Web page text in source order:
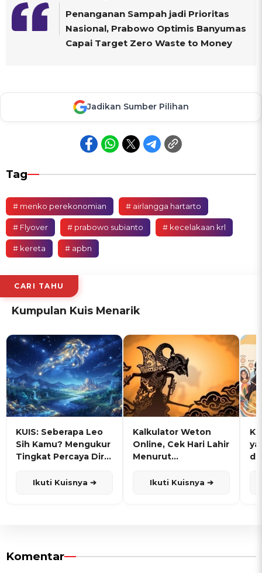
Penanganan Sampah jadi Prioritas
Nasional, Prabowo Optimis Banyumas
Capai Target Zero Waste to Money
Jadikan Sumber Pilihan
Tag
# menko perekonomian # airlangga hartarto
# Flyover # prabowo subianto # kecelakaan krl
# kereta # apbn
CARI TAHU
Kumpulan Kuis Menarik
KUIS: Seberapa Leo
Sih Kamu? Mengukur
Tingkat Percaya Diri
Ikuti Kuisnya ➔
Kalkulator Weton
Online, Cek Hari Lahir
Menurut
Ikuti Kuisnya ➔
Komentar